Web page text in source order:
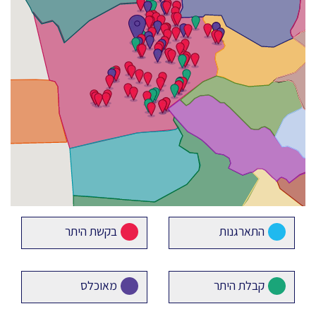
התארגנות בקשת היתר
קבלת היתר מאוכלס